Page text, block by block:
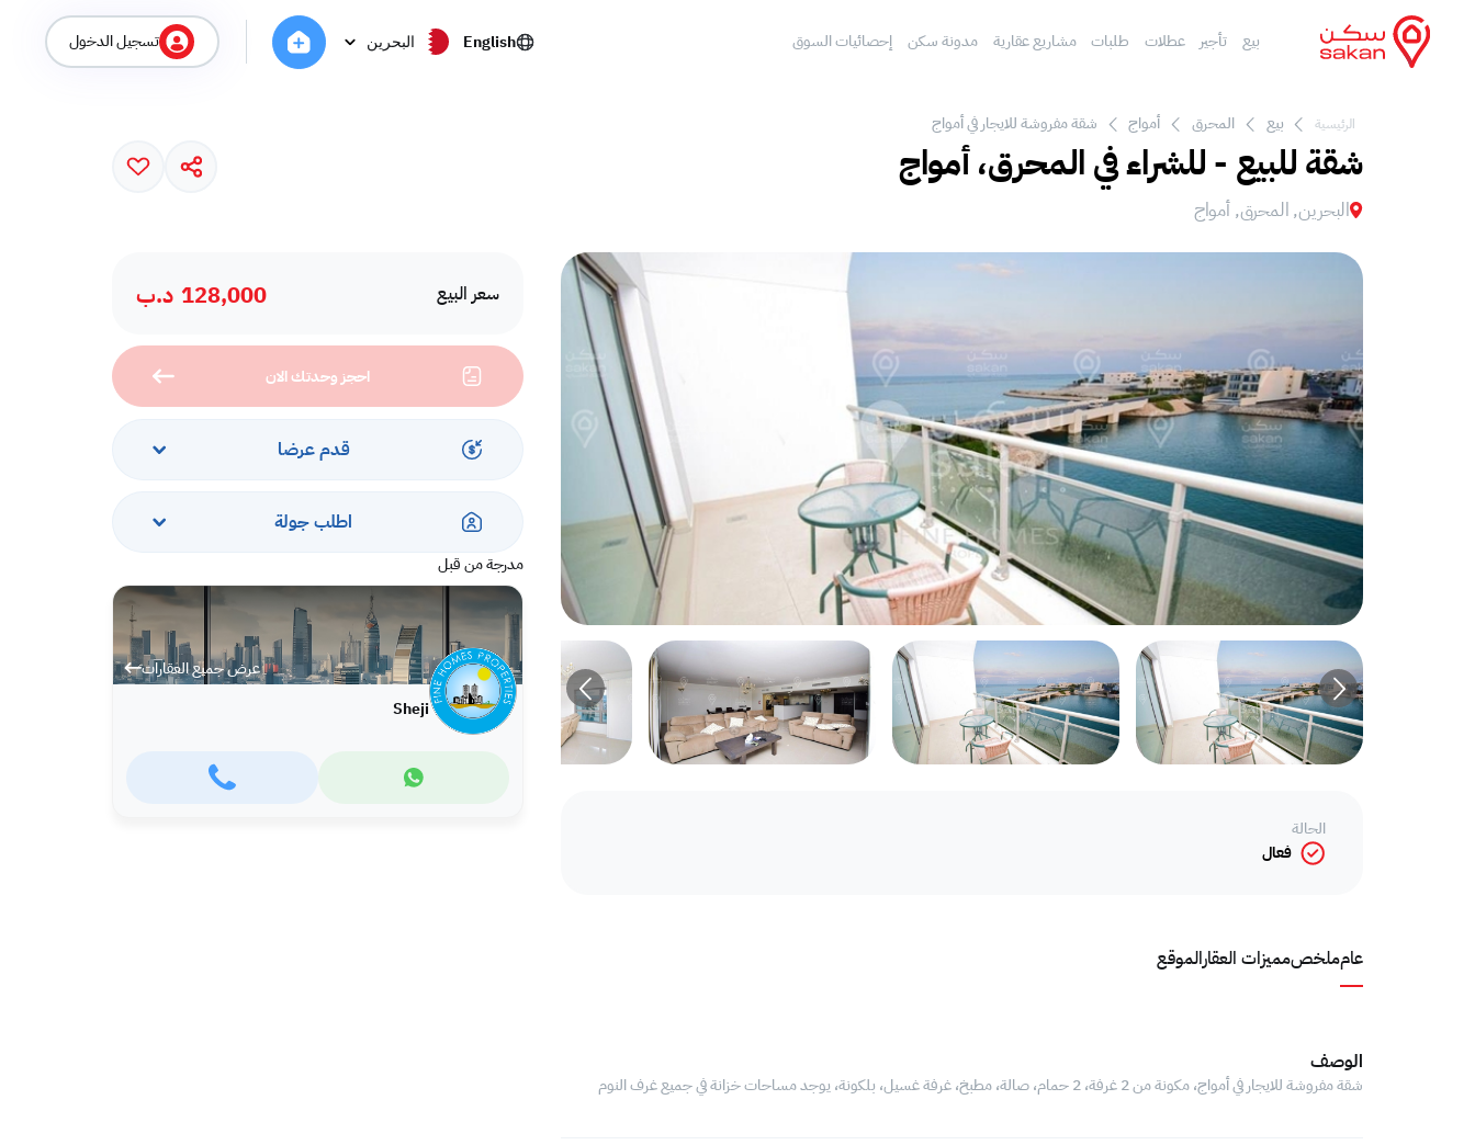
بيع تأجير عطلات طلبات مشاريع عقارية مدونة سكن إحصائيات السوق English البحرين تسجيل الدخول
الرئيسية بيع المحرق أمواج شقة مفروشة للايجار في أمواج
شقة للبيع - للشراء في المحرق، أمواج
البحرين, المحرق, أمواج
سعر البيع 128,000 د.ب
احجز وحدتك الان
قدم عرضا
اطلب جولة
مدرجة من قبل
عرض جميع العقارات
Sheji
عامملخصمميزات العقارالموقع
الحالة
فعال
الوصف
شقة مفروشة للايجار في أمواج، مكونة من 2 غرفة، 2 حمام، صالة، مطبخ، غرفة غسيل، بلكونة، يوجد مساحات خزانة في جميع غرف النوم